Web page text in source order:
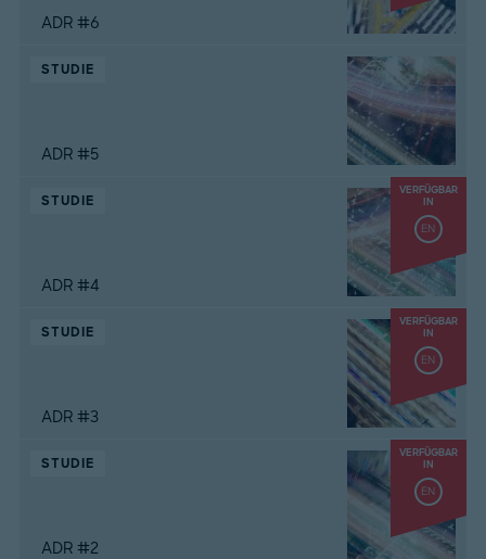
ADR #6
STUDIE
ADR #5
VERFÜGBAR
IN
EN
STUDIE
ADR #4
VERFÜGBAR
IN
EN
STUDIE
ADR #3
VERFÜGBAR
IN
EN
STUDIE
ADR #2